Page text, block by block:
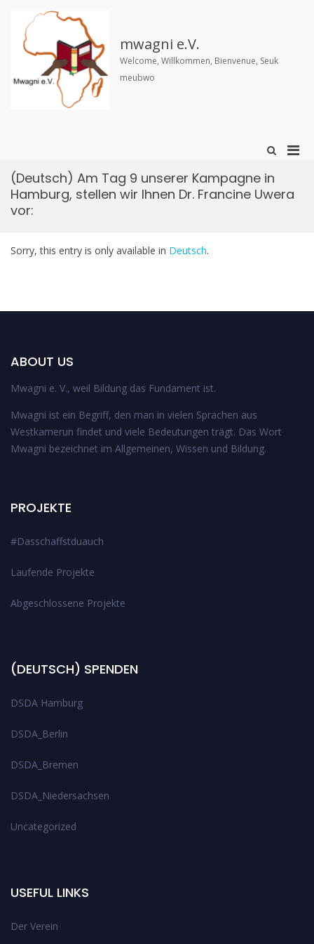
content
mwagni e.V.
Welcome, Willkommen, Bienvenue, Seuk
meubwo
Show
Form
(Deutsch) Am Tag 9 unserer Kampagne in
Hamburg, stellen wir Ihnen Dr. Francine Uwera
vor:
Sorry, this entry is only available in Deutsch.
ABOUT US
Mwagni e. V., weil Bildung das Fundament ist.
Mwagni ist ein Begriff, den man in vielen Sprachen aus
Westkamerun findet und viele Bedeutungen trägt. Das Wort
Mwagni bezeichnet im Allgemeinen, Wissen und Bildung.
PROJEKTE
#Dasschaffstduauch
Laufende Projekte
Abgeschlossene Projekte
(DEUTSCH) SPENDEN
DSDA Hamburg
DSDA_Berlin
DSDA_Bremen
DSDA_Niedersachsen
Uncategorized
USEFUL LINKS
Der Verein